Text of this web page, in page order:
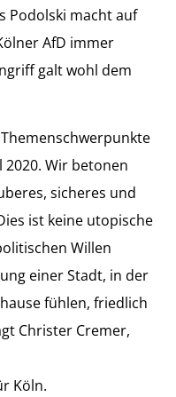
Podolski macht auf
AfD immer
galt wohl dem
Wir betonen
sicheres und
ist keine utopische
Willen
einer Stadt, in der
fühlen, friedlich
Christer Cremer,
Köln.